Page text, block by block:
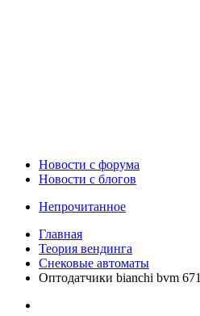
Новости c форума
Новости с блогов
Непрочитанное
Главная
Теория вендинга
Снековые автоматы
Оптодатчики bianchi bvm 671